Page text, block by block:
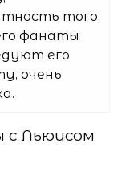
того,
фанаты
его
очень
Льюисом